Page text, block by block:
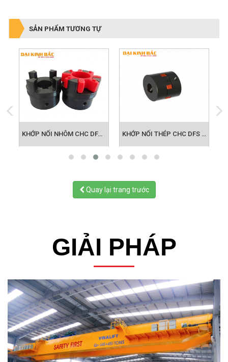
SẢN PHẨM TƯƠNG TỰ
KHỚP NỐI NHÔM CHC DFA 38 KHỚP NỐI THÉP CHC DFS 19
Quay lại trang trước
GIẢI PHÁP